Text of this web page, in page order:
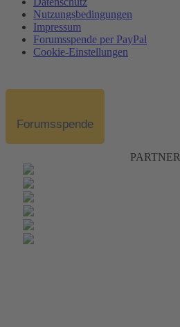
Nutzungsbedingungen
Impressum
Forumsspende per PayPal
Cookie-Einstellungen
Forumsspende
PARTNER